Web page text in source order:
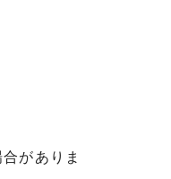
がありま